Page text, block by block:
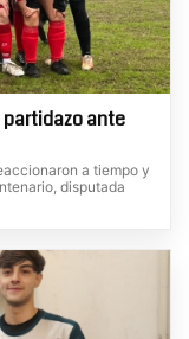
ante
a tiempo y
disputada